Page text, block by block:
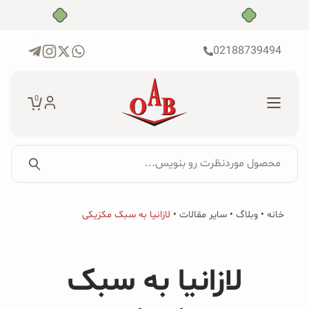
02188739494
0
برای:
جستجو...
پکیج‌ها
محصولات ارگانیک
محصول موردنظرت رو بنویس...
خانه • وبلاگ • سایر مقالات • لازانیا به سبک مکزیکی
لازانیا به سبک